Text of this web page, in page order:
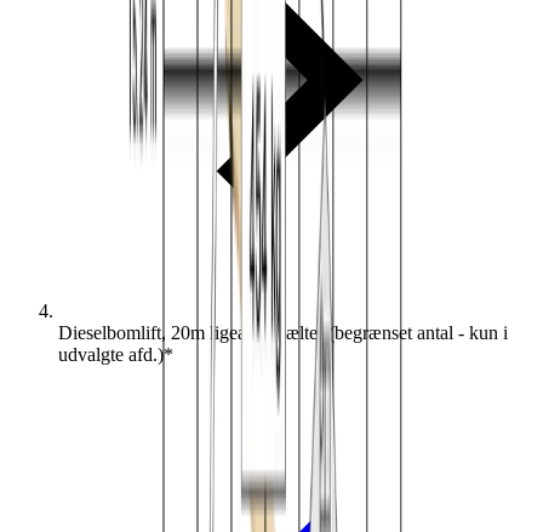
Dieselbomlift, 20m ligearm, bælter (begrænset antal - kun i
udvalgte afd.)*